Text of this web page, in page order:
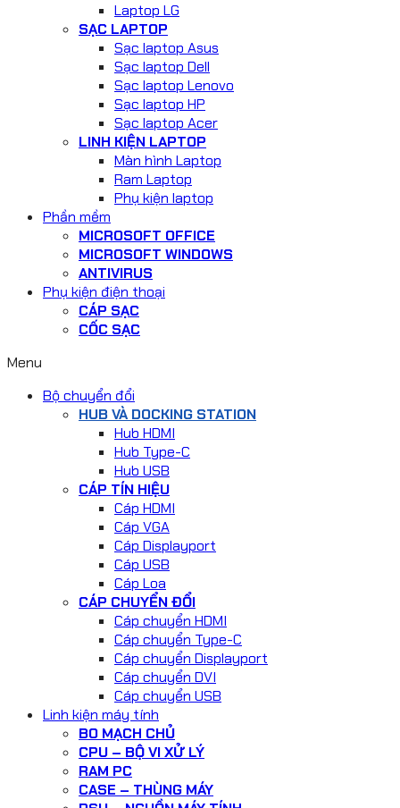
Laptop LG
SẠC LAPTOP
Sạc laptop Asus
Sạc laptop Dell
Sạc laptop Lenovo
Sạc laptop HP
Sạc laptop Acer
LINH KIỆN LAPTOP
Màn hình Laptop
Ram Laptop
Phụ kiện laptop
Phần mềm
MICROSOFT OFFICE
MICROSOFT WINDOWS
ANTIVIRUS
Phụ kiện điện thoại
CÁP SẠC
CỐC SẠC
Menu
Bộ chuyển đổi
HUB VÀ DOCKING STATION
Hub HDMI
Hub Type-C
Hub USB
CÁP TÍN HIỆU
Cáp HDMI
Cáp VGA
Cáp Displayport
Cáp USB
Cáp Loa
CÁP CHUYỂN ĐỔI
Cáp chuyển HDMI
Cáp chuyển Type-C
Cáp chuyển Displayport
Cáp chuyển DVI
Cáp chuyển USB
Linh kiện máy tính
BO MẠCH CHỦ
CPU – BỘ VI XỬ LÝ
RAM PC
CASE – THÙNG MÁY